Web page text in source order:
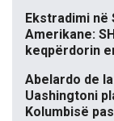
Ekstradimi në
Amerikane:
keqpërdorin
Abelardo de
Uashingtoni
Kolumbisë